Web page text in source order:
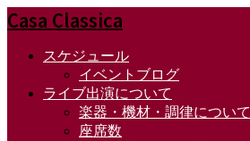
Casa Classica
スケジュール
イベントブログ
ライブ出演について
楽器・機材・調律について
座席数